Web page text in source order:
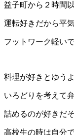
益子町から２時間
運転好きだから平
フットワーク軽い
料理が好きとゆう
いろどりを考えて
詰めるのが好きだ
高校生の時は自分